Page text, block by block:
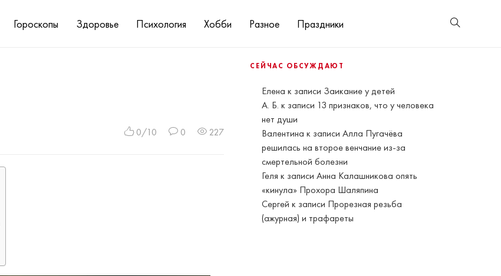
Гороскопы Здоровье Психология Хобби Разное Праздники
СЕЙЧАС ОБСУЖДАЮТ
Елена к записи Заикание у детей
А. Б. к записи 13 признаков, что у человека
нет души
Валентина к записиАлла Пугачёва
решилась на второе венчание из-за
смертельной болезни
Геля к записиАнна Калашникова опять
«кинула» Прохора Шаляпина
Сергей к записи Прорезная резьба
(ажурная) и трафареты
0/10 0 227